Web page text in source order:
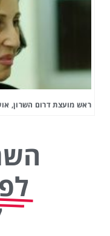
ראש מועצת דרום השרון,